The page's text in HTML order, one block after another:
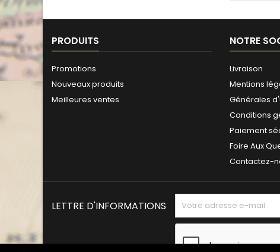
PRODUITS
Promotions
Nouveaux produits
Meilleures ventes
NOTRE
Livraison
Mentions
Générales
Conditions
Paiement
Foire Aux
Contactez-
LETTRE D'INFORMATIONS